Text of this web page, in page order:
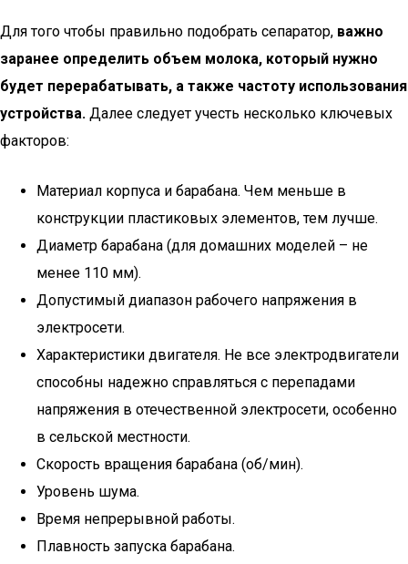
Для того чтобы правильно подобрать сепаратор, важно
заранее определить объем молока, который нужно
будет перерабатывать, а также частоту использования
устройства. Далее следует учесть несколько ключевых
факторов:
Материал корпуса и барабана. Чем меньше в
конструкции пластиковых элементов, тем лучше.
Диаметр барабана (для домашних моделей – не
менее 110 мм).
Допустимый диапазон рабочего напряжения в
электросети.
Характеристики двигателя. Не все электродвигатели
способны надежно справляться с перепадами
напряжения в отечественной электросети, особенно
в сельской местности.
Скорость вращения барабана (об/мин).
Уровень шума.
Время непрерывной работы.
Плавность запуска барабана.